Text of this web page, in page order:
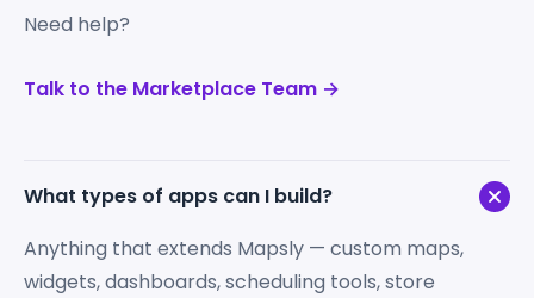
Need help?
Talk to the Marketplace Team →
What types of apps can I build?
Anything that extends Mapsly — custom maps,
widgets, dashboards, scheduling tools, store